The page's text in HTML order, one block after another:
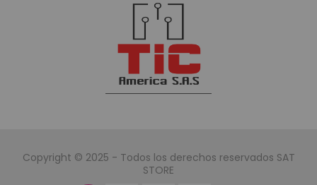
Copyright © 2025 - Todos los derechos reservados SAT
STORE